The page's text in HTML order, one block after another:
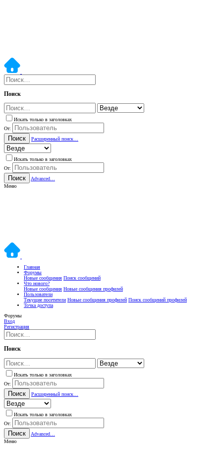
Поиск
Искать только в заголовках
От:
Поиск Расширенный поиск…
Искать только в заголовках
От:
Поиск
Advanced…
Меню
Главная
Форумы
Новые сообщения Поиск сообщений
Что нового?
Новые сообщения Новые сообщения профилей
Пользователи
Текущие посетители Новые сообщения профилей Поиск сообщений профилей
Точка доступа
Форумы
Вход
Регистрация
Поиск
Искать только в заголовках
От:
Поиск Расширенный поиск…
Искать только в заголовках
От:
Поиск
Advanced…
Меню